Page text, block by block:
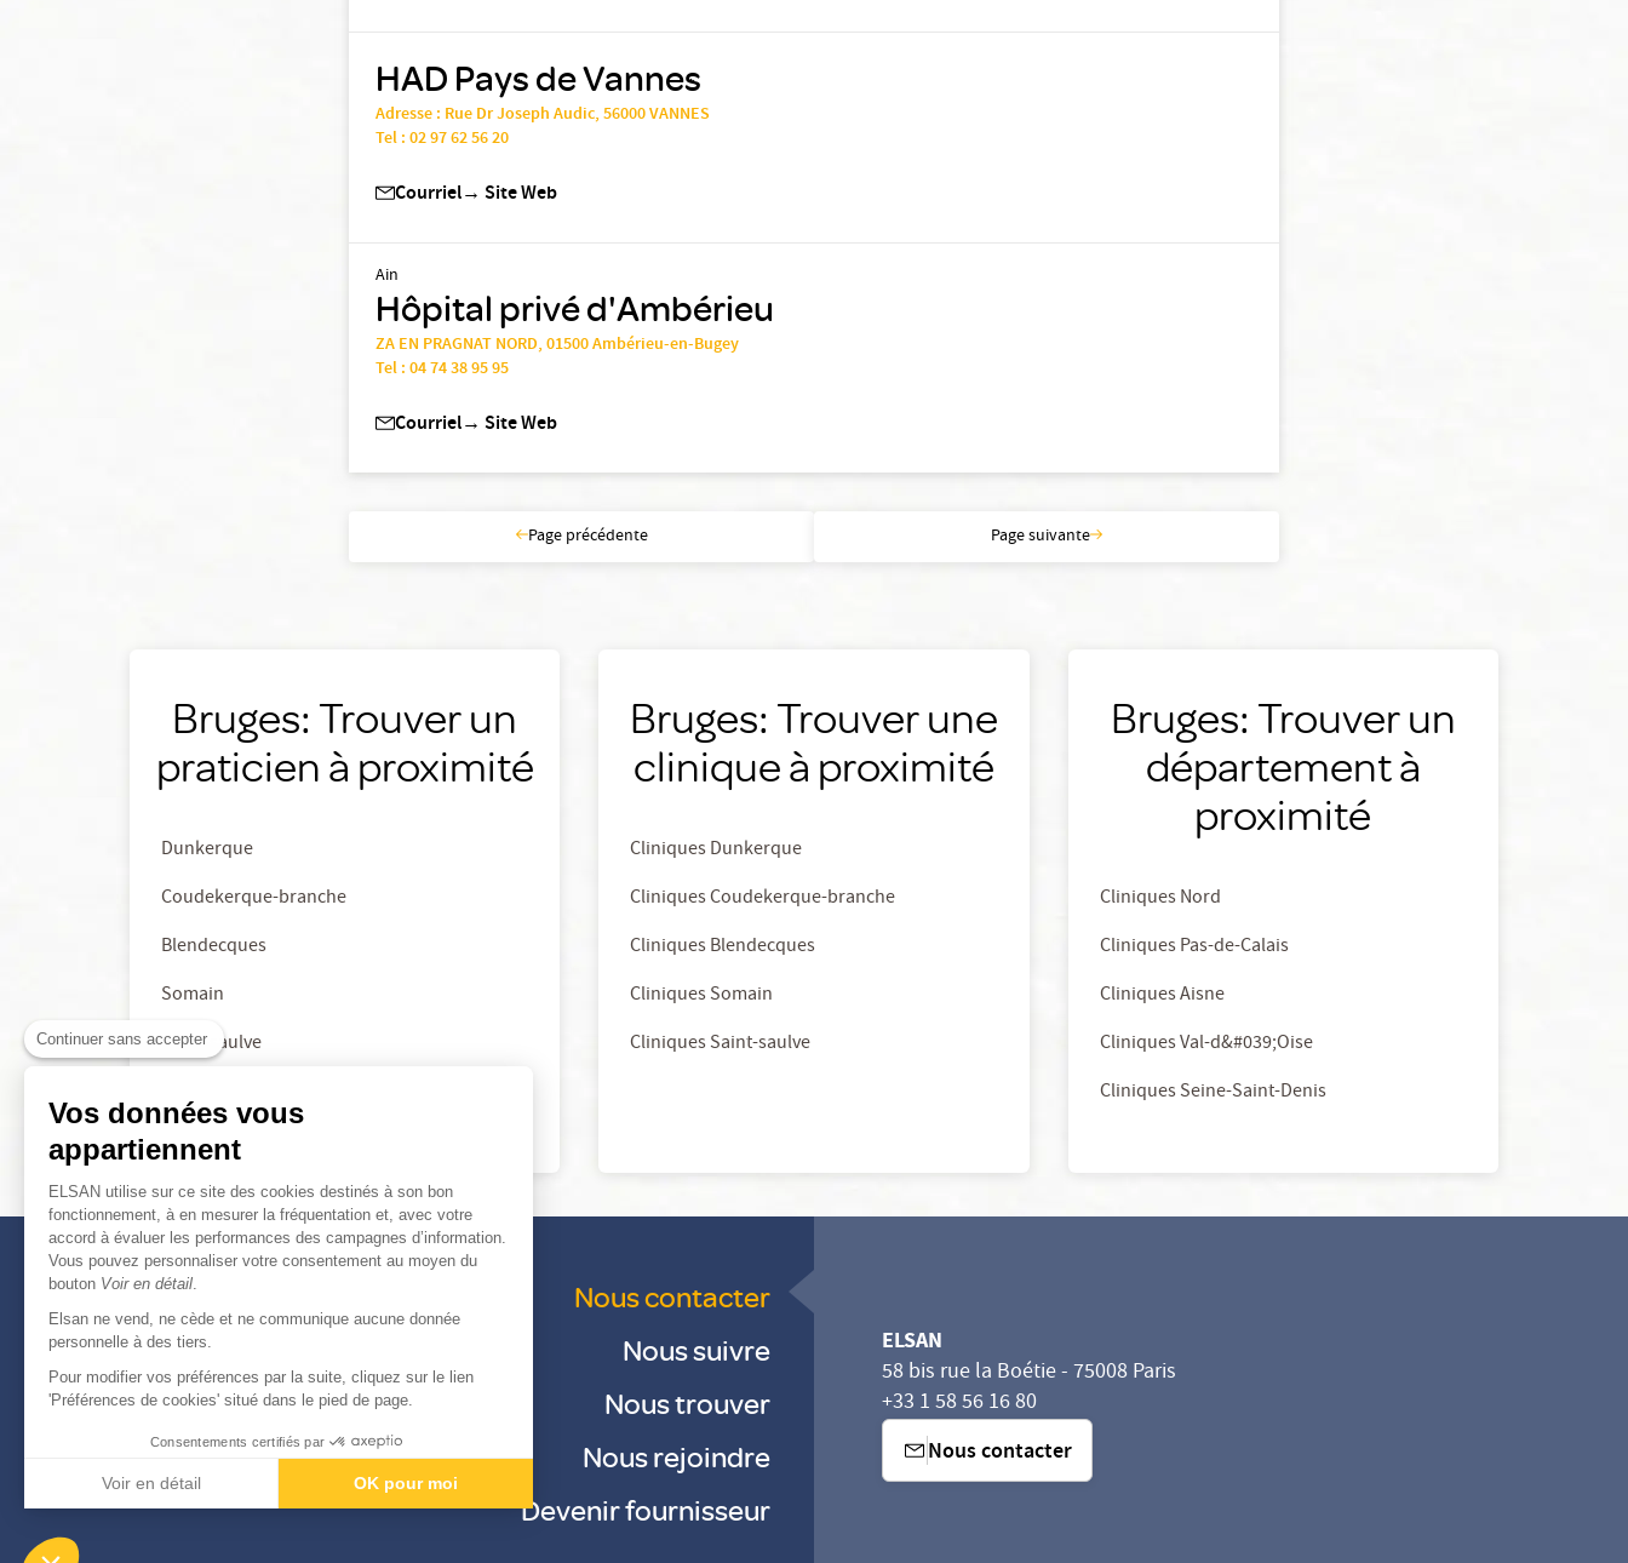
Continuer sans accepter
Vos données vous
appartiennent
ELSAN utilise sur ce site des cookies destinés à son bon
fonctionnement, à en mesurer la fréquentation et, avec votre
accord à évaluer les performances des campagnes d’information.
Vous pouvez personnaliser votre consentement au moyen du
bouton Voir en détail
Elsan ne vend, ne cède et ne communique aucune donnée
personnelle à des tiers.
Pour modifier vos préférences par la suite, cliquez sur le lien
'Préférences de cookies' situé dans le pied de page.
Consentements certifiés par
Voir en détail OK pour moi
Plateforme de Gestion du Consentement : Personnalisez vos Options
Notre plateforme vous permet d'adapter et de gérer vos paramètres de confidentialité, en garantissant la conformité avec les réglementations. Personnalisez vos
HAD Pays de Vannes
Adresse : Rue Dr Joseph Audic, 56000 VANNES
Tel :02 97 62 56 20
Courriel→ Site Web
Ain
Hôpital privé d'Ambérieu
ZA EN PRAGNAT NORD, 01500 Ambérieu-en-Bugey
Tel :04 74 38 95 95
Courriel→ Site Web
Page précédente Page suivante
Bruges: Trouver un
praticien à proximité
Dunkerque
Coudekerque-branche
Blendecques
Somain
Saint-saulve
Bruges: Trouver une
clinique à proximité
Cliniques Dunkerque
Cliniques Coudekerque-branche
Cliniques Blendecques
Cliniques Somain
Cliniques Saint-saulve
Bruges: Trouver un
département à
proximité
Cliniques Nord
Cliniques Pas-de-Calais
Cliniques Aisne
Cliniques Val-d&#039;Oise
Cliniques Seine-Saint-Denis
Nous contacter
Nous suivre
Nous trouver
Nous rejoindre
Devenir fournisseur
ELSAN
58 bis rue la Boétie - 75008 Paris
+33 1 58 56 16 80
Nous contacter